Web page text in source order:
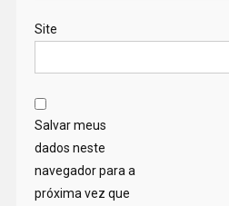
Site
Salvar meus
dados neste
navegador para a
próxima vez que